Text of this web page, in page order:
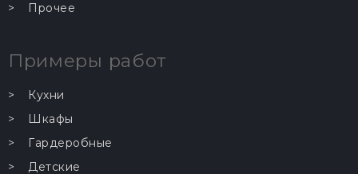
Прочее
Примеры работ
Кухни
Шкафы
Гардеробные
Детские